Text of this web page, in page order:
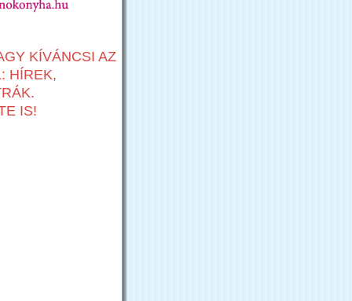
KÍVÁNCSI AZ
HÍREK,
IS!